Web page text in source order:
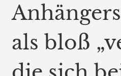
als bloß